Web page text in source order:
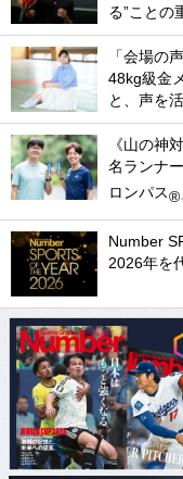
る”ことの
「会場の
48kg級金
と、声を
《山の神
名ランナ
ロンパス®
Number
2026年を